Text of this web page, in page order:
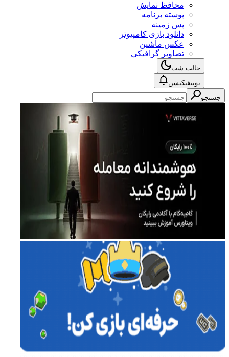
محافظ نمایش
پوسته برنامه
پس زمینه
دانلود بازی کامپیوتر
عکس ماشین
تصاویر گرافیکی
حالت شب
نوتیفیکیشن
جستجو